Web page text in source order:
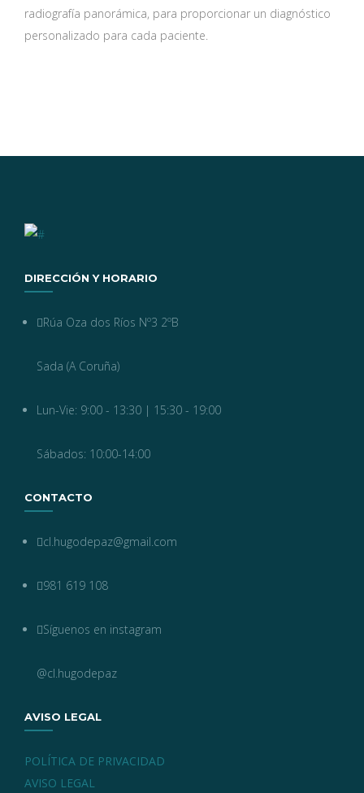
radiografía panorámica, para proporcionar un diagnóstico
personalizado para cada paciente.
DIRECCIÓN Y HORARIO
Rúa Oza dos Ríos Nº3 2ºB
Sada (A Coruña)
Lun-Vie: 9:00 - 13:30 | 15:30 - 19:00
Sábados: 10:00-14:00
CONTACTO
cl.hugodepaz@gmail.com
981 619 108
Síguenos en instagram
@cl.hugodepaz
AVISO LEGAL
POLÍTICA DE PRIVACIDAD
AVISO LEGAL